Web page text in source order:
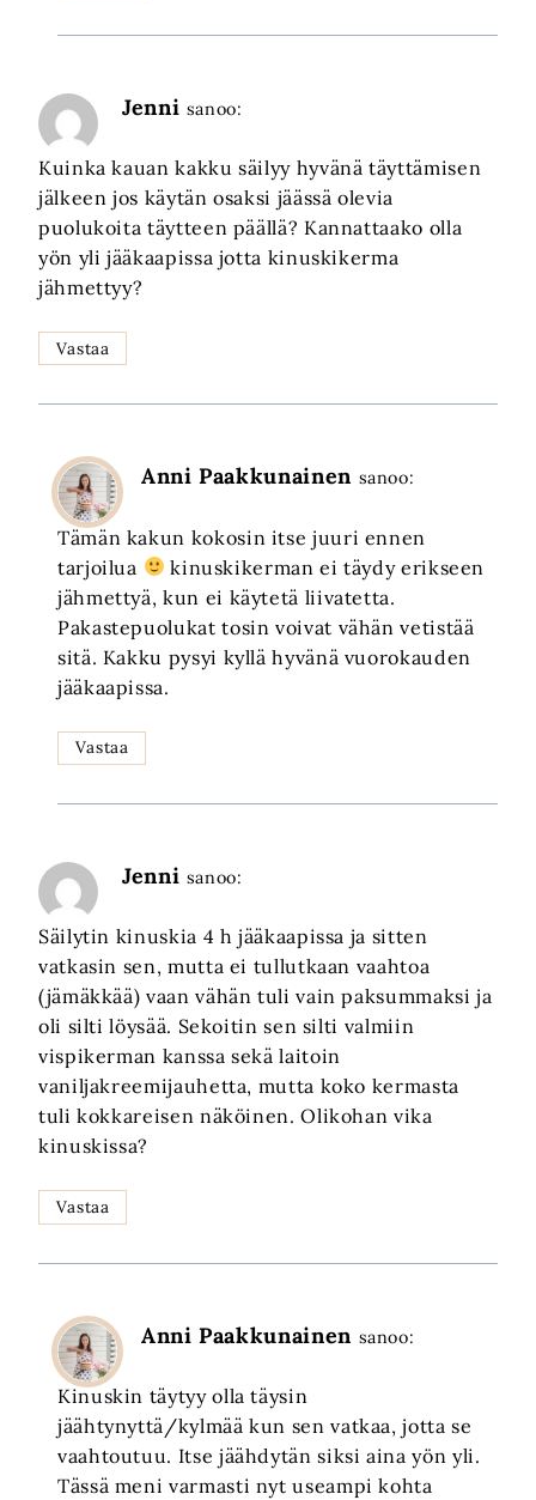
Jenni sanoo:
Kuinka kauan kakku säilyy hyvänä täyttämisen
jälkeen jos käytän osaksi jäässä olevia
puolukoita täytteen päällä? Kannattaako olla
yön yli jääkaapissa jotta kinuskikerma
jähmettyy?
Vastaa
Anni Paakkunainen sanoo:
Tämän kakun kokosin itse juuri ennen
tarjoilua
kinuskikerman ei täydy erikseen
jähmettyä, kun ei käytetä liivatetta.
Pakastepuolukat tosin voivat vähän vetistää
sitä. Kakku pysyi kyllä hyvänä vuorokauden
jääkaapissa.
Vastaa
Jenni sanoo:
Säilytin kinuskia 4 h jääkaapissa ja sitten
vatkasin sen, mutta ei tullutkaan vaahtoa
(jämäkkää) vaan vähän tuli vain paksummaksi ja
oli silti löysää. Sekoitin sen silti valmiin
vispikerman kanssa sekä laitoin
vaniljakreemijauhetta, mutta koko kermasta
tuli kokkareisen näköinen. Olikohan vika
kinuskissa?
Vastaa
Anni Paakkunainen sanoo:
Kinuskin täytyy olla täysin
jäähtynyttä/kylmää kun sen vatkaa, jotta se
vaahtoutuu. Itse jäähdytän siksi aina yön yli.
Tässä meni varmasti nyt useampi kohta